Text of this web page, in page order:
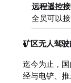
远程遥控
全员可以
矿区无人驾
迄今为止，
经与电铲、